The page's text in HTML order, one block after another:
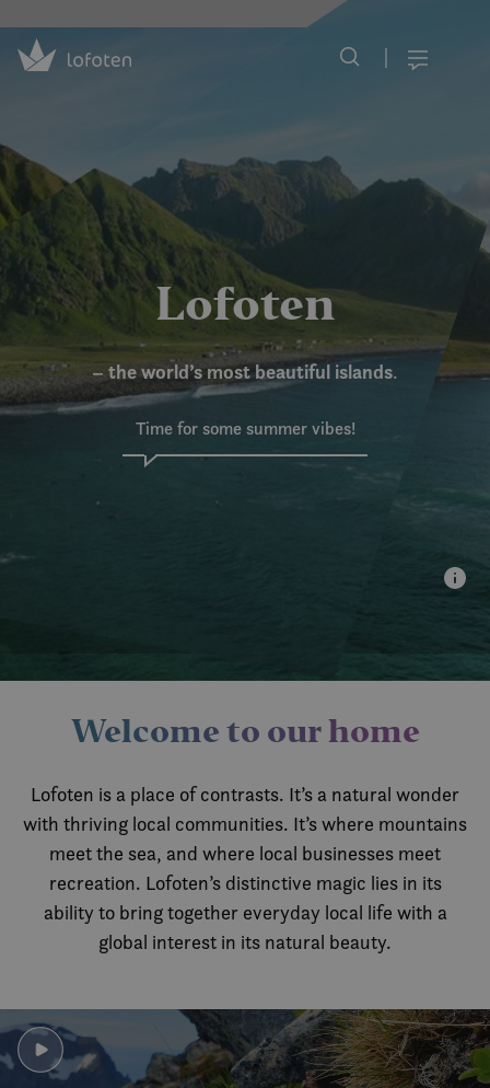
Visit Lofoten
Lofoten
– the world’s most beautiful islands.
Time for some summer vibes!
Welcome to our home
Lofoten is a place of contrasts. It’s a natural wonder
with thriving local communities. It’s where mountains
meet the sea, and where local businesses meet
recreation. Lofoten’s distinctive magic lies in its
ability to bring together everyday local life with a
global interest in its natural beauty.
Play
video